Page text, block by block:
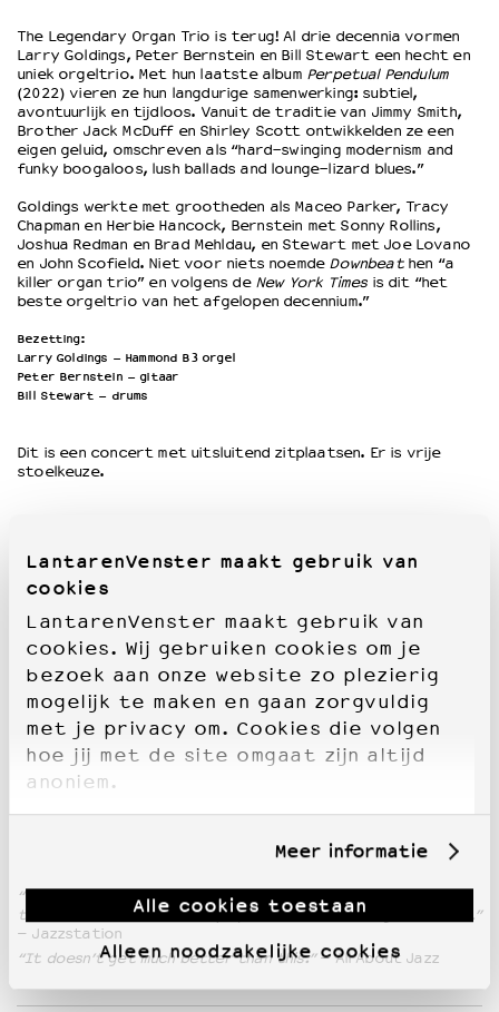
LantarenVenster maakt gebruik van
cookies
LantarenVenster maakt gebruik van
cookies. Wij gebruiken cookies om je
bezoek aan onze website zo plezierig
mogelijk te maken en gaan zorgvuldig
met je privacy om. Cookies die volgen
hoe jij met de site omgaat zijn altijd
anoniem.
Meer informatie
Alle cookies toestaan
Alleen noodzakelijke cookies
OVER LANTARENVENSTER
Wat we doen
Werken bij
Wie is wie
Word vriend
Partners
Huisregels
Privacyverklaring
Integriteits- en gedragscode
Culturele boycot Israël
Ruimte voor artistieke vrijheid – VNPF
The Legendary Organ Trio is terug! Al drie decennia vormen
Larry Goldings, Peter Bernstein en Bill Stewart een hecht en
uniek orgeltrio. Met hun laatste album Perpetual Pendulum
(2022) vieren ze hun langdurige samenwerking: subtiel,
avontuurlijk en tijdloos. Vanuit de traditie van Jimmy Smith,
Brother Jack McDuff en Shirley Scott ontwikkelden ze een
eigen geluid, omschreven als “hard-swinging modernism and
funky boogaloos, lush ballads and lounge-lizard blues.”
Goldings werkte met grootheden als Maceo Parker, Tracy
Chapman en Herbie Hancock, Bernstein met Sonny Rollins,
Joshua Redman en Brad Mehldau, en Stewart met Joe Lovano
en John Scofield. Niet voor niets noemde Downbeathen “a
killer organ trio” en volgens de New York Timesis dit “het
beste orgeltrio van het afgelopen decennium.”
Bezetting:
Larry Goldings – Hammond B3 orgel
Peter Bernstein – gitaar
Bill Stewart – drums
Dit is een concert met uitsluitend zitplaatsen. Er is vrije
stoelkeuze.
“This trio is an unusual camaraderie of world-class players,
three of the world’s best players in the current jazz scene…”
– Jazzstation
“It doesn’t get much better than this.”– All About Jazz